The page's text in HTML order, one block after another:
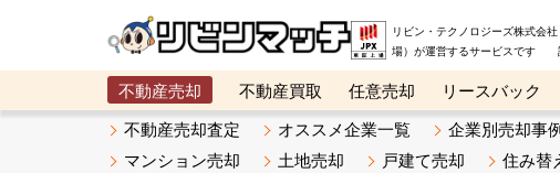
リビン・テクノロジーズ株式会
場）が運営するサービスです
不動産売却 不動産買取 任意売却 リースバック
メタ住宅展示場
ベスト不動産カンパニー オンライン
不動産売却査定 オススメ企業一覧 企業別売却事
マンション売却
土地売却 戸建て売却 住み替